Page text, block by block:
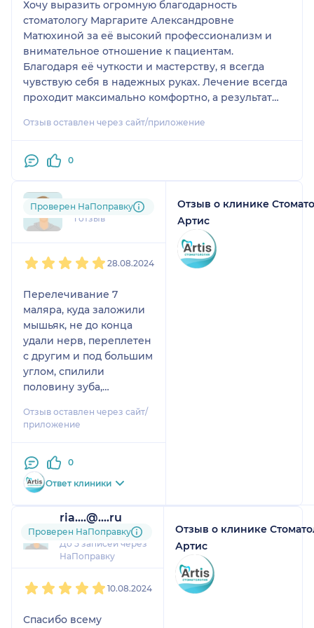
ощущение что оказался
в фотостудии на
корабле))).Отзыв мой от
души,всем добра😎
Хочу выразить огромную благодарность
стоматологу Маргарите Александровне
Матюхиной за её высокий профессионализм и
внимательное отношение к пациентам.
Благодаря её чуткости и мастерству, я всегда
чувствую себя в надежных руках. Лечение всегда
проходит максимально комфортно, а результат
заботу о здоровье ваших пациентов!
Отзыв оставлен через сайт/приложение
0
sku....@....ru
1 отзыв
Проверен НаПоправку
28.08.2024
Перелечивание 7
маляра, куда заложили
мышьяк, не до конца
удали нерв, переплетен
с другим и под большим
углом, спилили
половину зуба,
спустя 4 года.
Перелечивание 6
старая пломба была
присоединена к десне и
соседнему зубу, искали
3 канал под окулярами и
не нашли (в прошлой
стоматологии). Такова
была ситуация придя к
Александровне. И мне
поставят лишь коронку.
Отзыв оставлен через сайт/
приложение
0
Ответ клиники
Отзыв о клинике
Артис
ria....@....ru
1 отзыв
До 5 записей через
НаПоправку
Проверен НаПоправку
10.08.2024
Спасибо всему
Отзыв о клинике
Артис